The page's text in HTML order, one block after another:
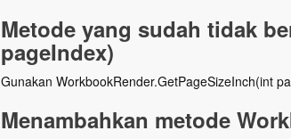
Metode yang sudah tidak
pageIndex)
Gunakan WorkbookRender.GetPageSizeInch(int
Menambahkan metode